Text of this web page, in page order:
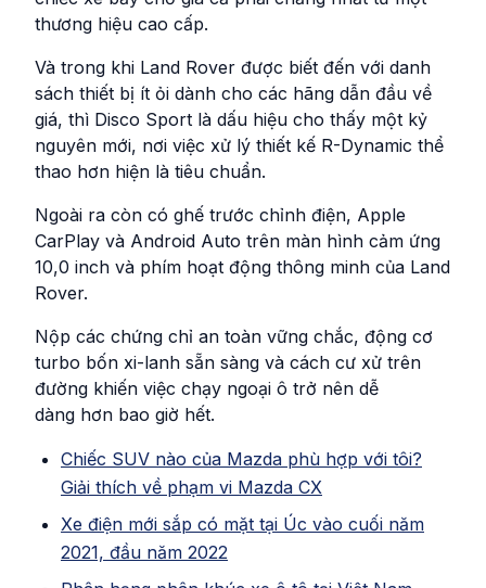
thương hiệu cao cấp.
Và trong khi Land Rover được biết đến với danh
sách thiết bị ít ỏi dành cho các hãng dẫn đầu về
giá, thì Disco Sport là dấu hiệu cho thấy một kỷ
nguyên mới, nơi việc xử lý thiết kế R-Dynamic thể
thao hơn hiện là tiêu chuẩn.
Ngoài ra còn có ghế trước chỉnh điện, Apple
CarPlay và Android Auto trên màn hình cảm ứng
10,0 inch và phím hoạt động thông minh của Land
Rover.
Nộp các chứng chỉ an toàn vững chắc, động cơ
turbo bốn xi-lanh sẵn sàng và cách cư xử trên
đường khiến việc chạy ngoại ô trở nên dễ
dàng hơn bao giờ hết.
Chiếc SUV nào của Mazda phù hợp với tôi?
Giải thích về phạm vi Mazda CX
Xe điện mới sắp có mặt tại Úc vào cuối năm
2021, đầu năm 2022